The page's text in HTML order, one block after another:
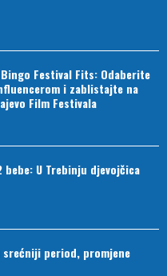
Festival Fits: Odaberite
i zablistajte na
Film Festivala
bebe: U Trebinju djevojčica
period, promjene